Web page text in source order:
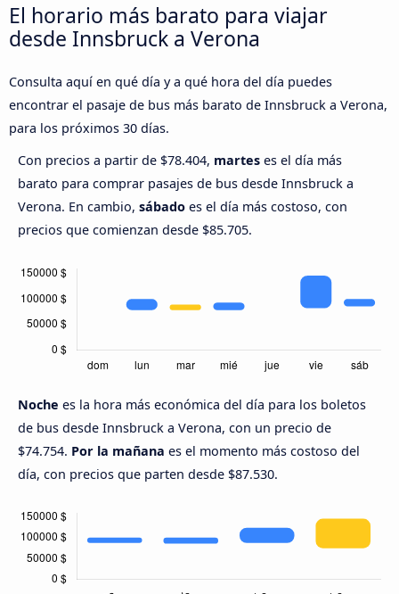
El horario más barato para viajar
desde Innsbruck a Verona
Consulta aquí en qué día y a qué hora del día puedes
encontrar el pasaje de bus más barato de Innsbruck a Verona,
para los próximos 30 días.
Con precios a partir de $78.404, martes es el día más
barato para comprar pasajes de bus desde Innsbruck a
Verona. En cambio, sábado es el día más costoso, con
precios que comienzan desde $85.705.
Noche es la hora más económica del día para los boletos
de bus desde Innsbruck a Verona, con un precio de
$74.754. Por la mañana es el momento más costoso del
día, con precios que parten desde $87.530.